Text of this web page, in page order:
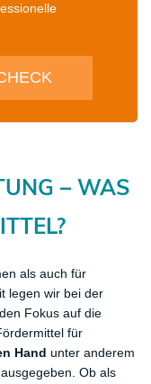
– WAS
als auch für
legen wir bei der
Fokus auf die
für
Hand unter anderem
ausgegeben. Ob als